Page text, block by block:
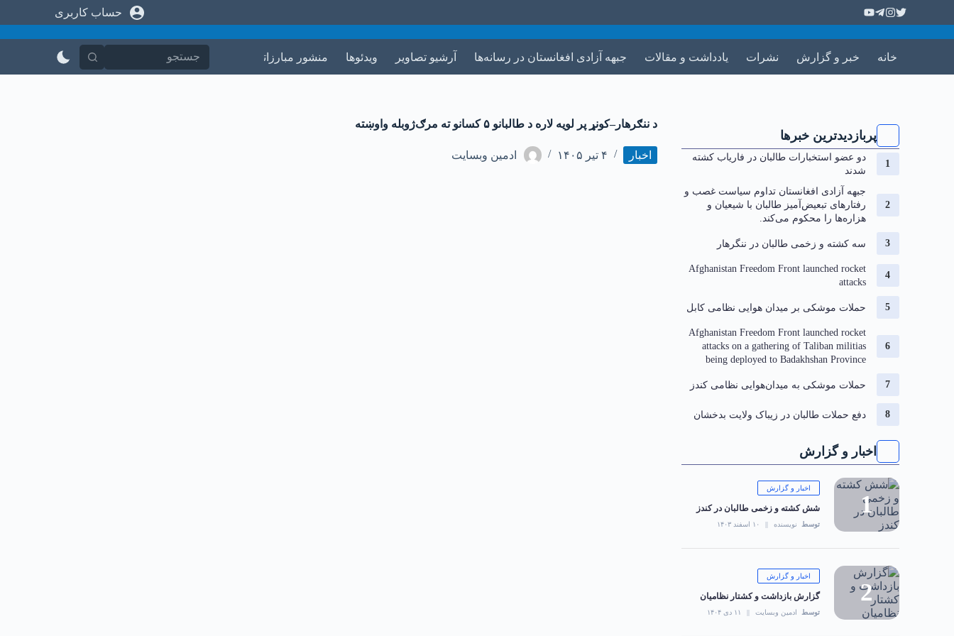
ر
ش
حساب کاربری
خانه خبر و گزارش نشرات یادداشت و مقالات جبهه آزادی افغانستان در رسانه‌ها آرشیو تصاویر ویدئوها منشور مبارزاتی در باره ما تماس با ما
د ننګرهار–کونړ پر لویه لاره د طالبانو ۵ کسانو ته مرګ‌ژوبله واوښته
اخبار ۴ تیر ۱۴۰۵ ادمین وبسایت
پربازدیدترین خبرها
دو عضو استخبارات طالبان در فاریاب کشته
شدند
جبهه آزادی افغانستان تداوم سیاست غصب و
رفتارهای تبعیض‌آمیز طالبان با شیعیان و
هزاره‌ها را محکوم می‌کند.
سه کشته و زخمی طالبان در ننگرهار
Afghanistan Freedom Front launched rocket
attacks
حملات موشکی بر میدان هوایی نظامی کابل
Afghanistan Freedom Front launched rocket
attacks on a gathering of Taliban militias
being deployed to Badakhshan Province
حملات موشکی به میدان‌هوایی نظامی کندز
دفع حملات طالبان در زیباک ولایت بدخشان
اخبار و گزارش
اخبار و گزارش
شش کشته و زخمی طالبان در کندز
توسط نویسنده ۱۰ اسفند ۱۴۰۳
اخبار و گزارش
گزارش بازداشت و کشتار نظامیان
توسط ادمین وبسایت ۱۱ دی ۱۴۰۴